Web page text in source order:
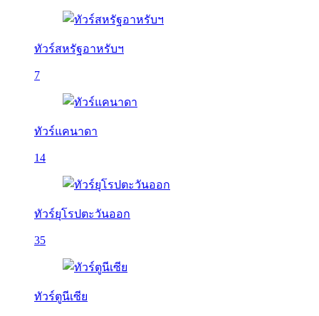
ทัวร์สหรัฐอาหรับฯ
7
ทัวร์แคนาดา
14
ทัวร์ยุโรปตะวันออก
35
ทัวร์ตูนีเซีย